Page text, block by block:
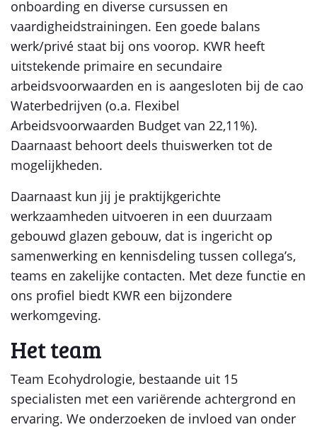
onboarding en diverse cursussen en
vaardigheidstrainingen. Een goede balans
werk/privé staat bij ons voorop. KWR heeft
uitstekende primaire en secundaire
arbeidsvoorwaarden en is aangesloten bij de cao
Waterbedrijven (o.a. Flexibel
Arbeidsvoorwaarden Budget van 22,11%).
Daarnaast behoort deels thuiswerken tot de
mogelijkheden.
Daarnaast kun jij je praktijkgerichte
werkzaamheden uitvoeren in een duurzaam
gebouwd glazen gebouw, dat is ingericht op
samenwerking en kennisdeling tussen collega’s,
teams en zakelijke contacten. Met deze functie en
ons profiel biedt KWR een bijzondere
werkomgeving.
Het team
Team Ecohydrologie, bestaande uit 15
specialisten met een variërende achtergrond en
ervaring. We onderzoeken de invloed van onder